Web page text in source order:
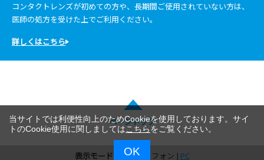
コンタクトレンズが初めての方や、長期間ご使用されていない方は、
医師の処方を受けた上でご利用ください。
詳しくはこちら
ページトップ
表示モード： スマートフォン | PC
当サイトでは利便性向上のためCookieを使用しております。サイ
トのCookie使用に関しましてはこちらをご覧ください。
OK